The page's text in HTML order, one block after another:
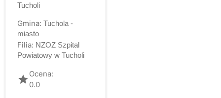
Tucholi
Gmina: Tuchola -
miasto
Filia: NZOZ Szpital
Powiatowy w Tucholi
gradeOcena:
0.0